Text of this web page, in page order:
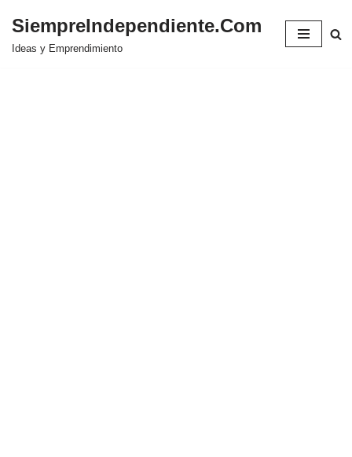
Saltar
SiempreIndependiente.Com
Ideas y Emprendimiento